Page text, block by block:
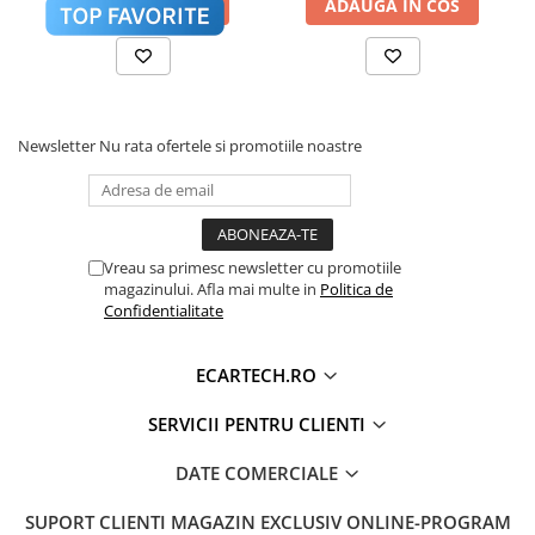
Aparate de lipit si capsat
Masini de polisat
Aeroterme
Dezumidificatoare
Boxe & Subwoofer Auto
Difuzore Auto
Boxe portabile
pentru Bass, Treble și Loudness.
Sistem Activ de Răcire (Cooling
Fan)
ADAUGA IN COS ADAUGA IN COS
Newsletter Nu rata ofertele si promotiile noastre
Vreau sa primesc newsletter cu promotiile
magazinului. Afla mai multe in Politica de
Confidentialitate
ECARTECH.RO
SERVICII PENTRU CLIENTI
DATE COMERCIALE
SUPORT CLIENTI MAGAZIN EXCLUSIV ONLINE-PROGRAM